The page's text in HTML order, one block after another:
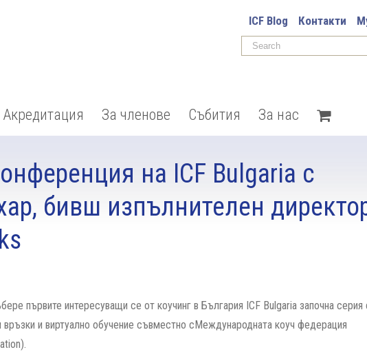
ICF Blog Контакти
Акредитация За членове Събития За нас
на ICF Bulgaria с
бивш изпълнителен
първите интересуващи се от коучинг в България ICF Bulgaria започна серия
връзки и виртуално обучение съвместно сМеждународната коуч федерация